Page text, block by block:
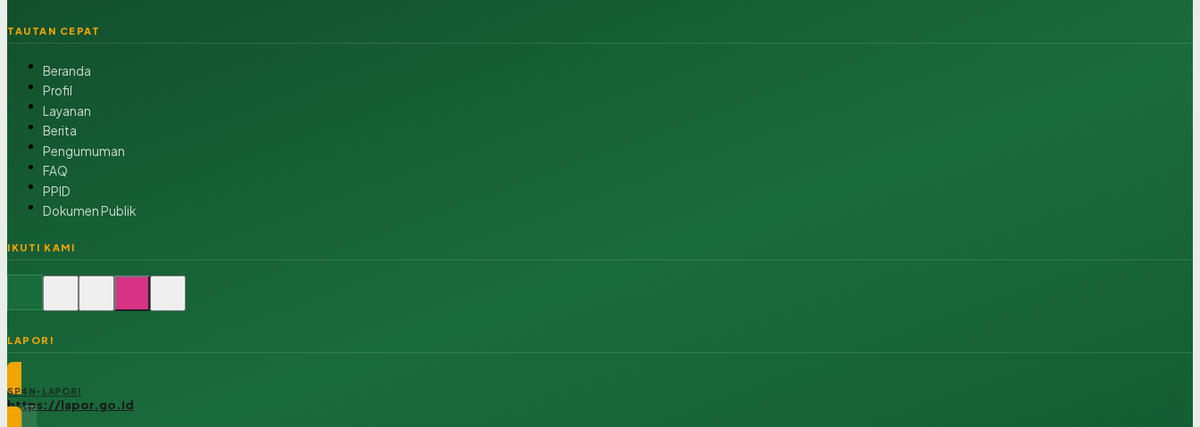
TAUTAN CEPAT
Beranda
Profil
Layanan
Berita
Pengumuman
FAQ
PPID
Dokumen Publik
IKUTI KAMI
LAPOR!
SP4N-LAPOR!
https://lapor.go.id